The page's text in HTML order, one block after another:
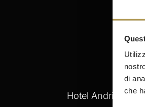
di
che
Hotel Andrija